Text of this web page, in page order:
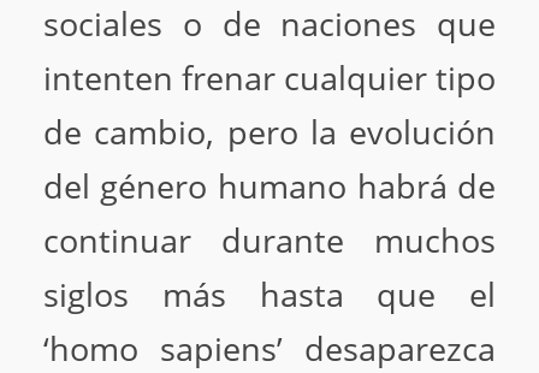
sociales o de naciones que
intenten frenar cualquier tipo
de cambio, pero la evolución
del género humano habrá de
continuar durante muchos
siglos más hasta que el
‘homo sapiens’ desaparezca